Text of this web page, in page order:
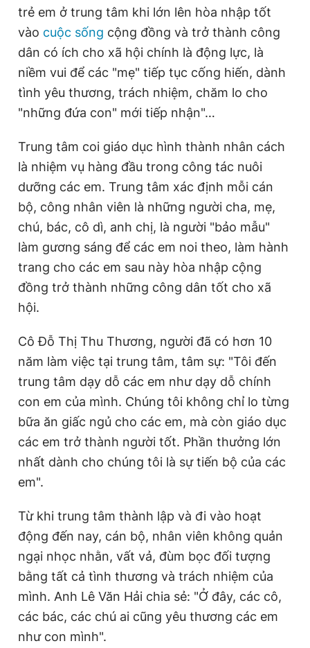
trẻ em ở trung tâm khi lớn lên hòa nhập tốt
vào cuộc sống cộng đồng và trở thành công
dân có ích cho xã hội chính là động lực, là
niềm vui để các "mẹ" tiếp tục cống hiến, dành
tình yêu thương, trách nhiệm, chăm lo cho
"những đứa con" mới tiếp nhận"…
Trung tâm coi giáo dục hình thành nhân cách
là nhiệm vụ hàng đầu trong công tác nuôi
dưỡng các em. Trung tâm xác định mỗi cán
bộ, công nhân viên là những người cha, mẹ,
chú, bác, cô dì, anh chị, là người "bảo mẫu"
làm gương sáng để các em noi theo, làm hành
trang cho các em sau này hòa nhập cộng
đồng trở thành những công dân tốt cho xã
hội.
Cô Đỗ Thị Thu Thương, người đã có hơn 10
năm làm việc tại trung tâm, tâm sự: "Tôi đến
trung tâm dạy dỗ các em như dạy dỗ chính
con em của mình. Chúng tôi không chỉ lo từng
bữa ăn giấc ngủ cho các em, mà còn giáo dục
các em trở thành người tốt. Phần thưởng lớn
nhất dành cho chúng tôi là sự tiến bộ của các
em".
Từ khi trung tâm thành lập và đi vào hoạt
động đến nay, cán bộ, nhân viên không quản
ngại nhọc nhằn, vất vả, đùm bọc đối tượng
bằng tất cả tình thương và trách nhiệm của
mình. Anh Lê Văn Hải chia sẻ: "Ở đây, các cô,
các bác, các chú ai cũng yêu thương các em
như con mình".